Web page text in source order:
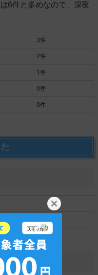
6件と多めなので、深夜
3件
2件
1件
0件
0件